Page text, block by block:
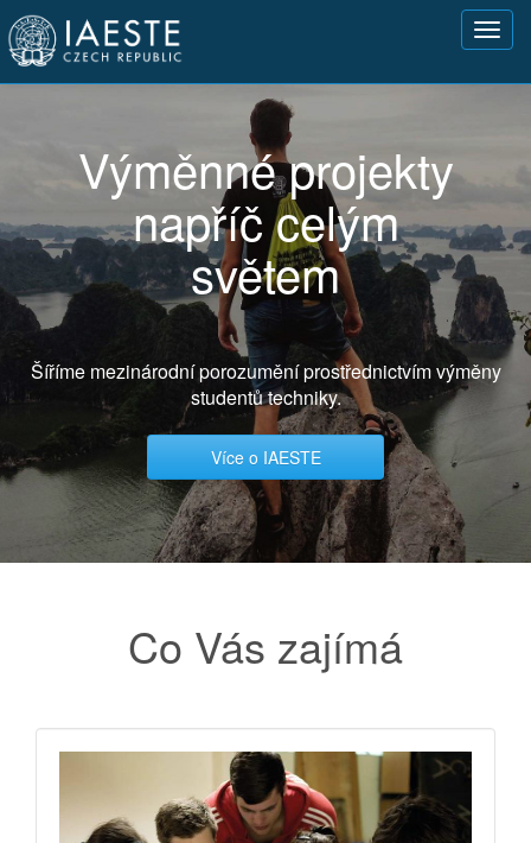
Přejít
hlavnímu
obsahu
Výměnné projekty
napříč celým
světem
Šíříme mezinárodní porozumění prostřednictvím výměny
studentů techniky.
Více o IAESTE
Co Vás zajímá